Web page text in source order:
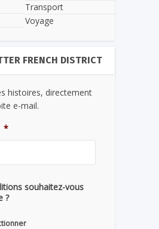
Transport
Voyage
FRENCH DISTRICT
histoires, directement
e-mail.
*
souhaitez-vous
?